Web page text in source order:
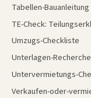
Tabellen-Bauanleitung
TE-Check:
Umzugs-Checkliste
Unterlagen-
Untervermietungs-
Verkaufen-oder-